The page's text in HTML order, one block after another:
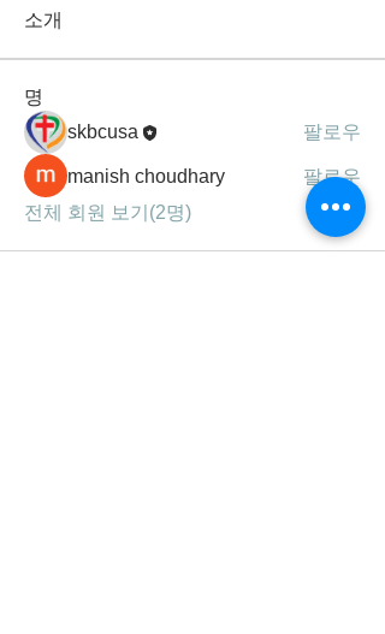
소개
명
skbcusa
팔로우
manish choudhary
팔로우
전체 회원 보기(2명)